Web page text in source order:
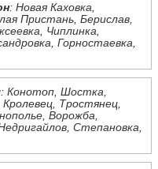
: Новая Каховка,
Пристань, Берислав,
Чиплинка,
Горностаевка,
: Конотоп, Шостка,
Тростянец,
Ворожба,
Степановка,